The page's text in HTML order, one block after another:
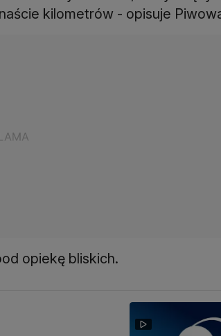
kilometrów - opisuje
opiekę bliskich.